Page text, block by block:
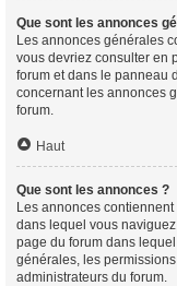
Que sont les annonces
Les annonces générales
vous devriez consulter en
forum et dans le panneau
concernant les annonces
forum.
Haut
Que sont les annonces ?
Les annonces
dans lequel vous
page du forum dans
générales, les
administrateurs du forum.